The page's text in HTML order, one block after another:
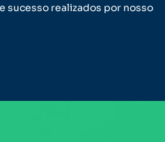
sucesso realizados por nosso